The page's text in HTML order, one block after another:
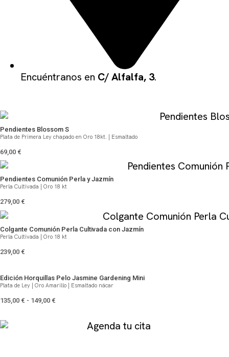
Encuéntranos en C/ Alfalfa, 3.
Pendientes Blossom S
Plata de Primera Ley chapado en Oro 18kt. | Esmaltado
69,00 €
Pendientes Comunión Perla y Jazmín
Perla Cultivada | Oro 18 kt
279,00 €
Colgante Comunión Perla Cultivada con Jazmín
Perla Cultivada | Oro 18 kt
239,00 €
Edición Horquillas Pelo Jasmine Gardening Mini
Plata de Ley | Oro Amarillo | Esmaltado nácar
135,00 € - 149,00 €